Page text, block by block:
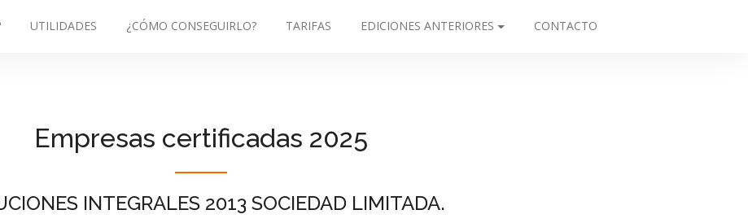
UTILIDADES ¿CÓMO CONSEGUIRLO? TARIFAS EDICIONES ANTERIORES CONTACTO
Empresas certificadas 2025
INTEGRALES 2013 SOCIEDAD LIMITADA.